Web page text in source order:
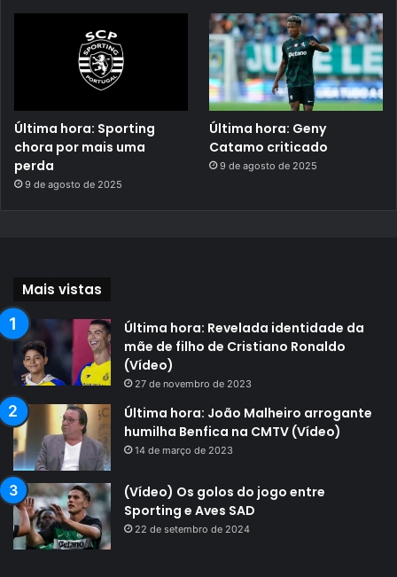
Última hora: Sporting
chora por mais uma
perda
9 de agosto de 2025
Última hora: Geny
Catamo criticado
9 de agosto de 2025
Mais vistas
Última hora: Revelada identidade da
mãe de filho de Cristiano Ronaldo
(Vídeo)
27 de novembro de 2023
Última hora: João Malheiro arrogante
humilha Benfica na CMTV (Vídeo)
14 de março de 2023
(Vídeo) Os golos do jogo entre
Sporting e Aves SAD
22 de setembro de 2024